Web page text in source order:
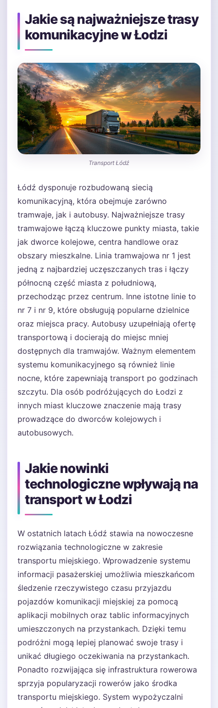
Jakie są najważniejsze trasy
komunikacyjne w Łodzi
Transport Łódź
Łódź dysponuje rozbudowaną siecią
komunikacyjną, która obejmuje zarówno
tramwaje, jak i autobusy. Najważniejsze trasy
tramwajowe łączą kluczowe punkty miasta, takie
jak dworce kolejowe, centra handlowe oraz
obszary mieszkalne. Linia tramwajowa nr 1 jest
jedną z najbardziej uczęszczanych tras i łączy
północną część miasta z południową,
przechodząc przez centrum. Inne istotne linie to
nr 7 i nr 9, które obsługują popularne dzielnice
oraz miejsca pracy. Autobusy uzupełniają ofertę
transportową i docierają do miejsc mniej
dostępnych dla tramwajów. Ważnym elementem
systemu komunikacyjnego są również linie
nocne, które zapewniają transport po godzinach
szczytu. Dla osób podróżujących do Łodzi z
innych miast kluczowe znaczenie mają trasy
prowadzące do dworców kolejowych i
autobusowych.
Jakie nowinki
technologiczne wpływają na
transport w Łodzi
W ostatnich latach Łódź stawia na nowoczesne
rozwiązania technologiczne w zakresie
transportu miejskiego. Wprowadzenie systemu
informacji pasażerskiej umożliwia mieszkańcom
śledzenie rzeczywistego czasu przyjazdu
pojazdów komunikacji miejskiej za pomocą
aplikacji mobilnych oraz tablic informacyjnych
umieszczonych na przystankach. Dzięki temu
podróżni mogą lepiej planować swoje trasy i
unikać długiego oczekiwania na przystankach.
Ponadto rozwijająca się infrastruktura rowerowa
sprzyja popularyzacji rowerów jako środka
transportu miejskiego. System wypożyczalni